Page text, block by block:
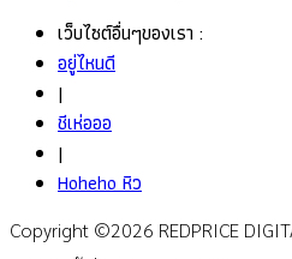
เว็บไซต์อื่นๆของเรา :
อยู่ไหนดี
|
ชีเห่อออ
|
Hoheho หิว
Copyright ©2026 REDPRICE